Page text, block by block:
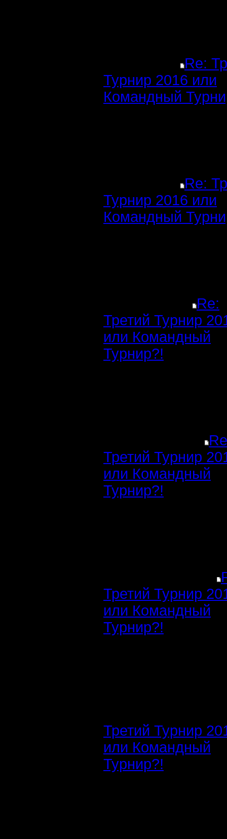
Re:
Турнир 2016 или
Командный
Re:
Турнир 2016 или
Командный
Re:
Третий Турнир
или Командный
Турнир?!
Третий Турнир
или Командный
Турнир?!
Третий Турнир
или Командный
Турнир?!
Третий Турнир
или Командный
Турнир?!